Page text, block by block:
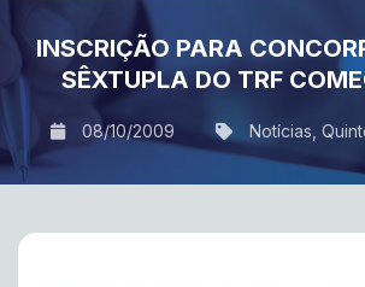
INSCRIÇÃO PARA
SÊXTUPLA DO TRF
08/10/2009 Notícias